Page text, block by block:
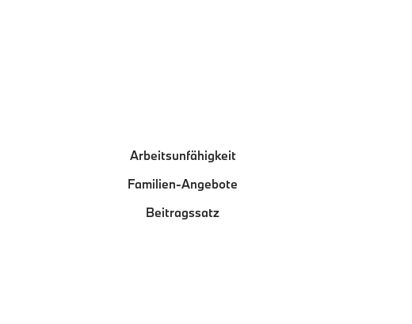
Arbeitsunfähigkeit
Familien-Angebote
Beitragssatz